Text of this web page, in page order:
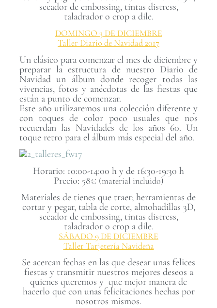
secador de embossing, tintas distress,
taladrador o crop a dile.
DOMINGO 3DE DICIEMBRE
Taller Diario de Navidad 2017
Un clásico para comenzar el mes de diciembre y
preparar la estructura de nuestro Diario de
Navidad un álbum donde recoger todas las
vivencias, fotos y anécdotas de las fiestas que
están a punto de comenzar.
Este año utilizaremos una colección diferente y
con toques de color poco usuales que nos
recuerdan las Navidades de los años 60. Un
toque retro para el álbum más especial del año.
Horario: 10:00-14:00 h y de 16:30-19:30 h
Precio: 58€ (material incluido)
Materiales de tienes que traer; herramientas de
cortar y pegar, tabla de corte, almohadillas 3D,
secador de embossing, tintas distress,
taladrador o crop a dile.
SÁBADO 9 DE DICIEMBRE
Taller Tarjetería Navideña
Se acercan fechas en las que desear unas felices
fiestas y transmitir nuestros mejores deseos a
quienes queremos y que mejor manera de
hacerlo que con unas felicitaciones hechas por
nosotros mismos.